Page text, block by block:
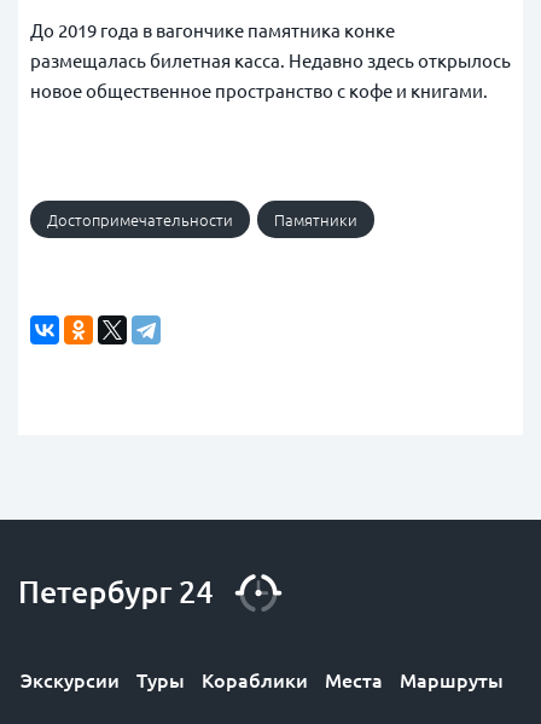
До 2019 года в вагончике памятника конке
размещалась билетная касса. Недавно здесь открылось
новое общественное пространство с кофе и книгами.
Достопримечательности Памятники
Экскурсии Туры Кораблики Места Маршруты